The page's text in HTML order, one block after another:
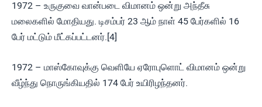
1972 – உருகுவை வான்படை விமானம் ஒன்று அந்தீசு
மலைகளில் மோதியது. டிசம்பர் 23 ஆம் நாள் 45 பேர்களில் 16
பேர் மட்டும் மீட்கப்பட்டனர்.[4]
1972 – மாஸ்கோவுக்கு வெளியே ஏரோபுளொட் விமானம் ஒன்று
வீழ்ந்து நொருங்கியதில் 174 பேர் உயிரிழந்தனர்.